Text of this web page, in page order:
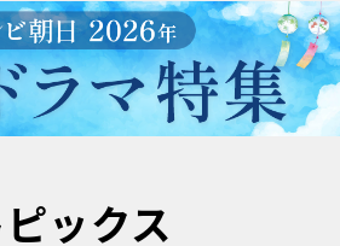
ピックス